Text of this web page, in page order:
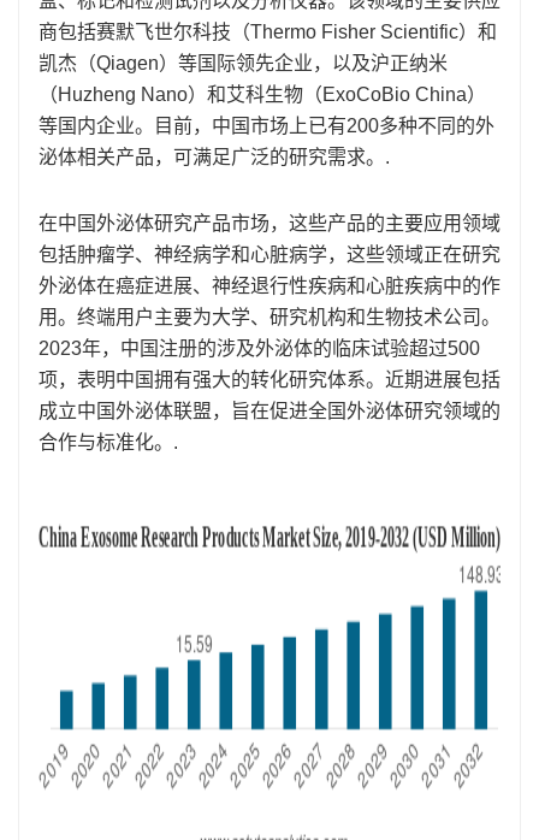
商包括赛默飞世尔科技（Thermo Fisher Scientific）和
凯杰（Qiagen）等国际领先企业，以及沪正纳米
（Huzheng Nano）和艾科生物（ExoCoBio China）
等国内企业。目前，中国市场上已有200多种不同的外
泌体相关产品，可满足广泛的研究需求。.
在中国外泌体研究产品市场，这些产品的主要应用领域
包括肿瘤学、神经病学和心脏病学，这些领域正在研究
外泌体在癌症进展、神经退行性疾病和心脏疾病中的作
用。终端用户主要为大学、研究机构和生物技术公司。
2023年，中国注册的涉及外泌体的临床试验超过500
项，表明中国拥有强大的转化研究体系。近期进展包括
成立中国外泌体联盟，旨在促进全国外泌体研究领域的
合作与标准化。.